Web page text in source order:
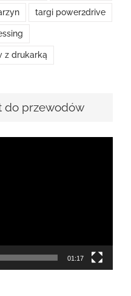
targi power2drive
z drukarką
do przewodów
01:17